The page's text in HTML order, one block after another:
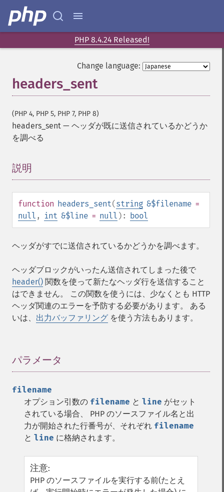
PHP 8.4.24 Released!
Change language:
headers_sent
(PHP 4, PHP 5, PHP 7, PHP 8)
headers_sent — ヘッダが既に送信されているかどうか
を調べる
説明
function headers_sent(string &$filename =
null , int &$line = null ): bool
ヘッダがすでに送信されているかどうかを調べます。
ヘッダブロックがいったん送信されてしまった後で
header() 関数を使って新たなヘッダ行を送信すること
はできません。 この関数を使うには、少なくとも HTTP
ヘッダ関連のエラーを予防する必要があります。 ある
いは、 出力バッファリング を使う方法もあります。
パラメータ
filename
オプション引数の filename と line がセット
されている場合、 PHP のソースファイル名と出
力が開始された行番号が、それぞれ filename
と line に格納されます。
注意:
PHP のソースファイルを実行する前(たとえ